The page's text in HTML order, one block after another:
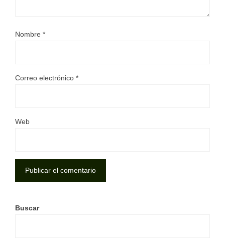
Nombre *
Correo electrónico *
Web
Buscar